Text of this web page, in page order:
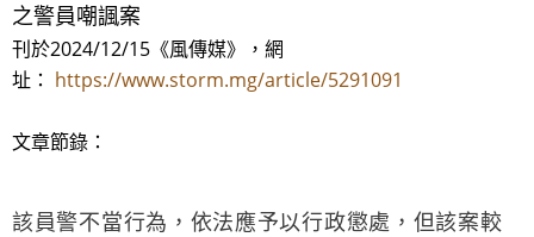
之警員嘲諷案
刊於2024/12/15《風傳媒》，網
址： https://www.storm.mg/article/5291091
文章節錄：
該員警不當行為，依法應予以行政懲處，但該案較